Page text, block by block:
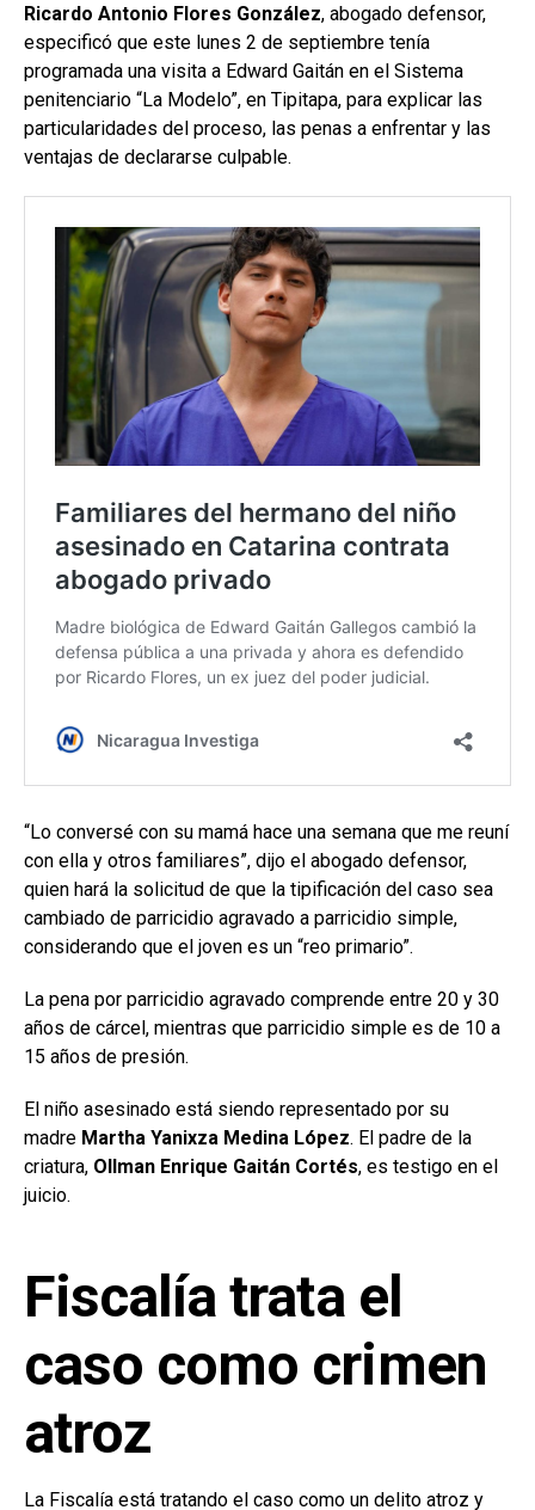
Ricardo Antonio Flores González, abogado defensor,
especificó que este lunes 2 de septiembre tenía
programada una visita a Edward Gaitán en el Sistema
penitenciario “La Modelo”, en Tipitapa, para explicar las
particularidades del proceso, las penas a enfrentar y las
ventajas de declararse culpable.
“Lo conversé con su mamá hace una semana que me reuní
con ella y otros familiares”, dijo el abogado defensor,
quien hará la solicitud de que la tipificación del caso sea
cambiado de parricidio agravado a parricidio simple,
considerando que el joven es un “reo primario”.
La pena por parricidio agravado comprende entre 20 y 30
años de cárcel, mientras que parricidio simple es de 10 a
15 años de presión.
El niño asesinado está siendo representado por su
madre Martha Yanixza Medina López. El padre de la
criatura, Ollman Enrique Gaitán Cortés, es testigo en el
juicio.
Fiscalía trata el
caso como crimen
atroz
La Fiscalía está tratando el caso como un delito atroz y